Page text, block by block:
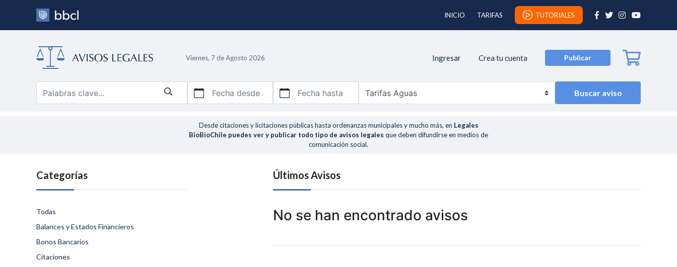
INICIO TARIFAS TUTORIALES
Viernes, 7 de Agosto 2026 Ingresar Crea tu cuenta Publicar
Fecha desde Fecha hasta Buscar aviso
Desde citaciones y licitaciones públicas hasta ordenanzas municipales y mucho más, en Legales
BioBioChile puedes ver y publicar todo tipo de avisos legales que deben difundirse en medios de
comunicación social.
Categorías
Todas
Balances y Estados Financieros
Bonos Bancarios
Citaciones
Últimos Avisos
No se han encontrado avisos